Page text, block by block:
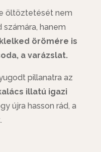
öltöztetését nem
számára, hanem
örömére is
a varázslat.
pillanatra az
illatú igazi
újra hasson rád, a